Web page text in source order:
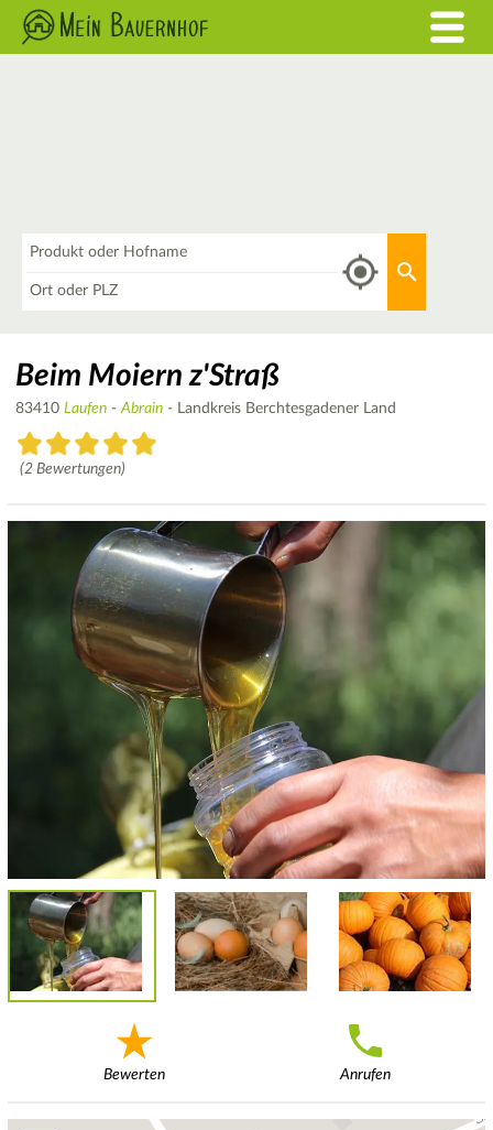
Beim Moiern z'Straß
83410 Laufen -Abrain - Landkreis Berchtesgadener Land
(2 Bewertungen)
Bewerten Anrufen